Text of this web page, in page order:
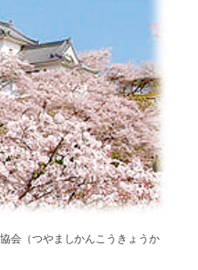
協会（つやましかんこうきょうか